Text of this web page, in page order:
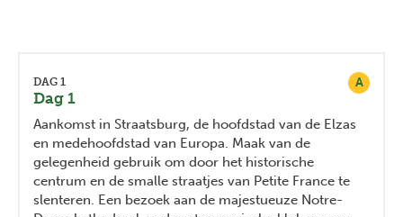
A
DAG 1
Dag 1
Aankomst in Straatsburg, de hoofdstad van de Elzas
en medehoofdstad van Europa. Maak van de
gelegenheid gebruik om door het historische
centrum en de smalle straatjes van Petite France te
slenteren. Een bezoek aan de majestueuze Notre-